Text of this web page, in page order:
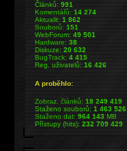
Článků:991
Komentářů:14 274
Aktualit:1 862
Souborů:151
WebForum:49 501
Hardware:38
Diskuze:20 632
BugTrack:4 415
Reg. uživatelů:16 426
A proběhlo:
Zobraz. článků:18 249 419
Staženo souborů:1 463 526
Staženo dat:964 143MB
Přístupy (hits):232 709 429